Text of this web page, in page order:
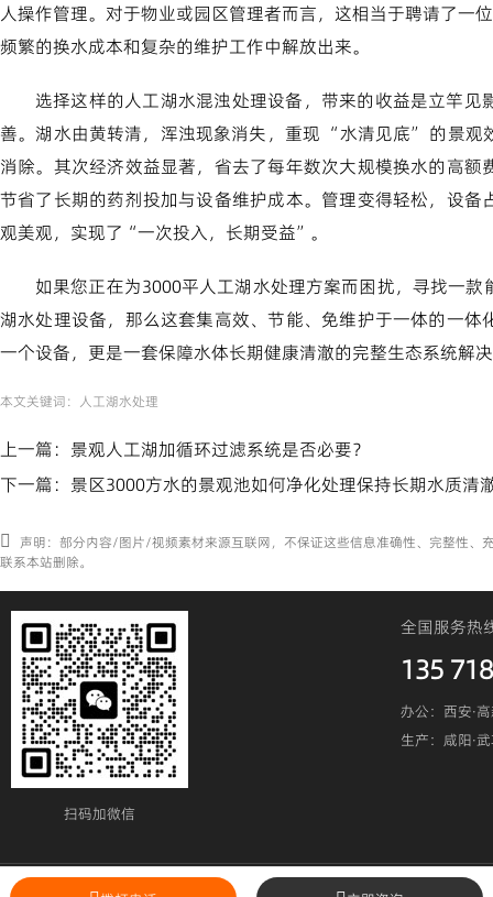
人操作管理。对于物业或园区管理者而言，这相当于聘请了
频繁的换水成本和复杂的维护工作中解放出来。
选择这样的人工湖水混浊处理设备，带来的收益是立竿
善。湖水由黄转清，浑浊现象消失，重现 “水清见底” 的景观
消除。其次经济效益显著，省去了每年数次大规模换水的高
节省了长期的药剂投加与设备维护成本。管理变得轻松，设
观美观，实现了“一次投入，长期受益”。
如果您正在为3000平人工湖水处理方案而困扰，寻找一
湖水处理设备，那么这套集高效、节能、免维护于一体的一
一个设备，更是一套保障水体长期健康清澈的完整生态系统解
本文关键词： 人工湖水处理
上一篇： 景观人工湖加循环过滤系统是否必要？
下一篇： 景区3000方水的景观池如何净化处理保持长期水质清
声明：部分内容/图片/视频素材来源互联网，不保证这些信息准确性、完整性、
联系本站删除。
扫码加微信​
全国服务热
135
办公：西安·
生产：咸阳·